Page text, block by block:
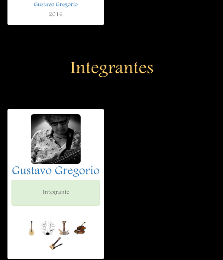
Gustavo Gregorio
2016
Integrantes
Gustavo Gregorio
Integrante